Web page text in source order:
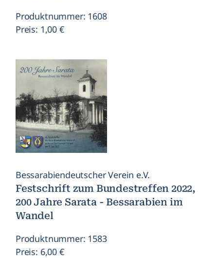
Produktnummer: 1608
Preis: 1,00 €
Bessarabiendeutscher Verein e.V.
Festschrift zum Bundestreffen 2022,
200 Jahre Sarata - Bessarabien im
Wandel
Produktnummer: 1583
Preis: 6,00 €